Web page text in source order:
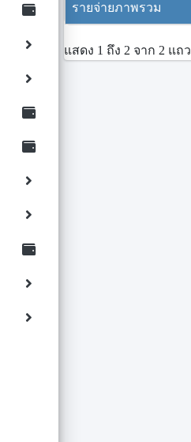
รายจ่ายภาพรวม
แสดง 1 ถึง 2 จาก 2 แถว